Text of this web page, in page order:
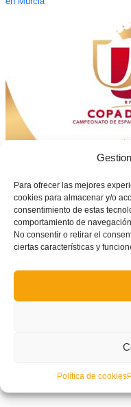
Para ofrecer las mejores
cookies para almacenar y/o
consentimiento de estas
comportamiento de
No consentir o retirar el
ciertas características y
Política de cookies